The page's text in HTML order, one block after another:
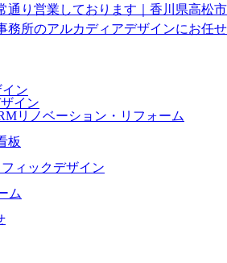
ン
イン
リノベーション・リフォーム
板
ィックデザイン
ム